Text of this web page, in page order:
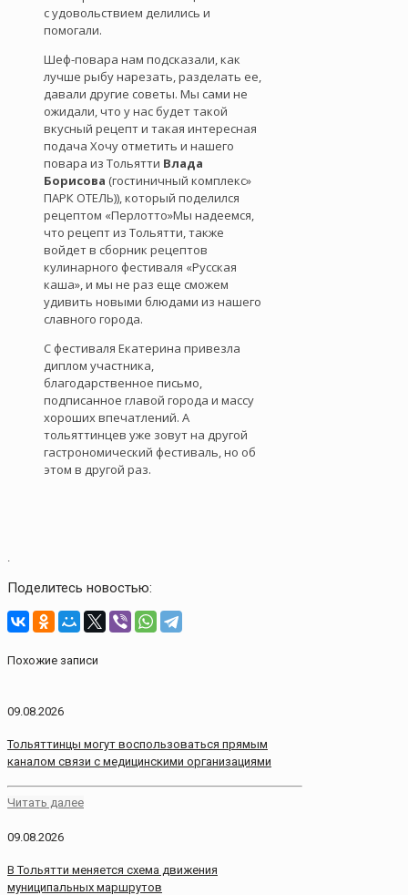
с удовольствием делились и
помогали.
Шеф-повара нам подсказали, как
лучше рыбу нарезать, разделать ее,
давали другие советы. Мы сами не
ожидали, что у нас будет такой
вкусный рецепт и такая интересная
подача Хочу отметить и нашего
повара из Тольятти Влада
Борисова (гостиничный комплекс»
ПАРК ОТЕЛЬ)), который поделился
рецептом «Перлотто»Мы надеемся,
что рецепт из Тольятти, также
войдет в сборник рецептов
кулинарного фестиваля «Русская
каша», и мы не раз еще сможем
удивить новыми блюдами из нашего
славного города.
С фестиваля Екатерина привезла
диплом участника,
благодарственное письмо,
подписанное главой города и массу
хороших впечатлений. А
тольяттинцев уже зовут на другой
гастрономический фестиваль, но об
этом в другой раз.
.
Поделитесь новостью:
Похожие записи
09.08.2026
Тольяттинцы могут воспользоваться прямым
каналом связи с медицинскими организациями
Читать далее
09.08.2026
В Тольятти меняется схема движения
муниципальных маршрутов